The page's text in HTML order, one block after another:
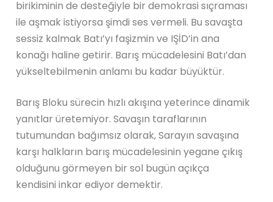
birikiminin de desteğiyle bir demokrasi sıçraması
ile aşmak istiyorsa şimdi ses vermeli. Bu savaşta
sessiz kalmak Batı’yı faşizmin ve IŞİD’in ana
konağı haline getirir. Barış mücadelesini Batı’dan
yükseltebilmenin anlamı bu kadar büyüktür.
Barış Bloku sürecin hızlı akışına yeterince dinamik
yanıtlar üretemiyor. Savaşın taraflarının
tutumundan bağımsız olarak, Sarayın savaşına
karşı halkların barış mücadelesinin yegane çıkış
olduğunu görmeyen bir sol bugün açıkça
kendisini inkar ediyor demektir.